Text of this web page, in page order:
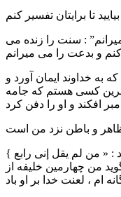
: سنت را زنده می
کنم و بدعت را می میرانم
به خداوند ایمان آورد و
کسی هستم که جامه
افکند و او را دفن کرد
{ حضرت علی (علیه السلام ) فرمودند : « من لم یقل إنی رابع
من چهارمین خلیفه از